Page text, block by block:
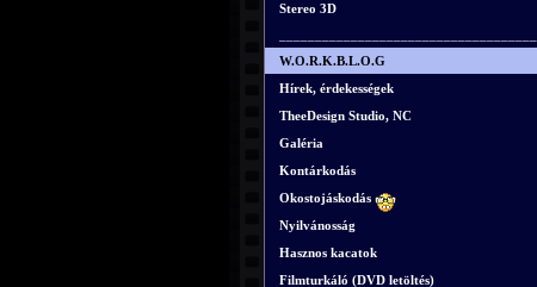
Stereo 3D
W.O.R.K.B.L.O.G
Hírek, érdekességek
TheeDesign Studio, NC
Galéria
Kontárkodás
Okostojáskodás
Nyilvánosság
Hasznos kacatok
Filmturkáló (DVD letöltés)